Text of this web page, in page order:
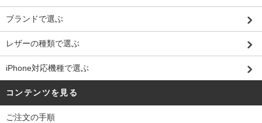
ブランドで選ぶ
レザーの種類で選ぶ
iPhone対応機種で選ぶ
コンテンツを見る
ご注文の手順